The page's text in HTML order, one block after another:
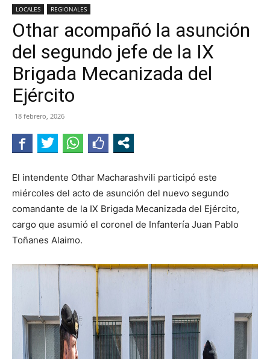
LOCALES REGIONALES
Othar acompañó la asunción
del segundo jefe de la IX
Brigada Mecanizada del
Ejército
18 febrero, 2026
El intendente Othar Macharashvili participó este
miércoles del acto de asunción del nuevo segundo
comandante de la IX Brigada Mecanizada del Ejército,
cargo que asumió el coronel de Infantería Juan Pablo
Toñanes Alaimo.